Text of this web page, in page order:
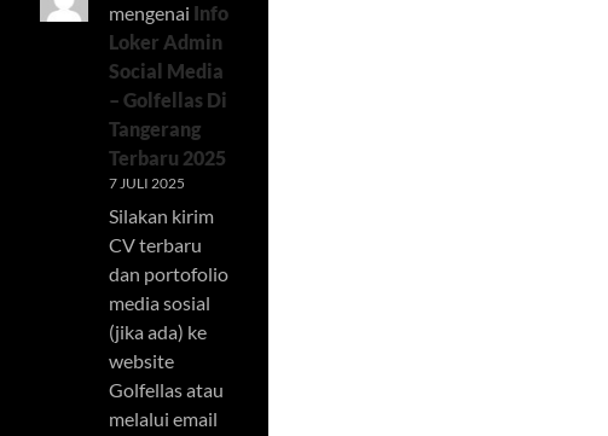
mengenai Info
Loker Admin
Social Media
– Golfellas Di
Tangerang
Terbaru 2025
7 JULI 2025
Silakan kirim
CV terbaru
dan portofolio
media sosial
(jika ada) ke
website
Golfellas atau
melalui email